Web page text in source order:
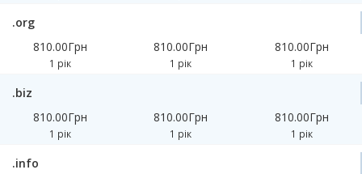
.org
810.00Грн
1 рік
810.00Грн
1 рік
810.00Грн
1 рік
.biz
810.00Грн
1 рік
810.00Грн
1 рік
810.00Грн
1 рік
.info